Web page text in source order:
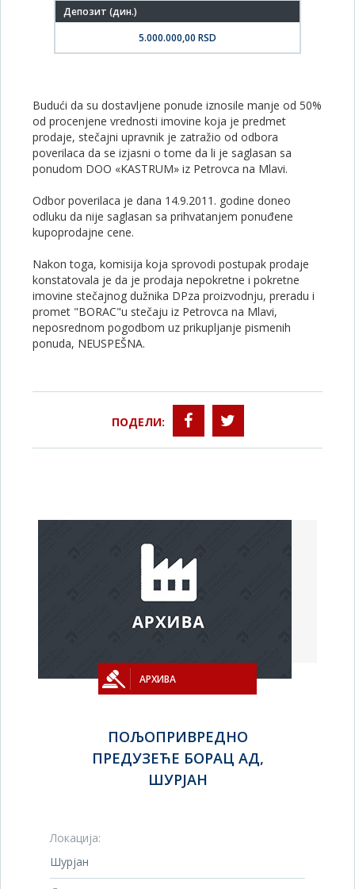
5.000.000,00 RSD
Budući da su dostavljene ponude iznosile manje od 50%
od procenjene vrednosti imovine koja je predmet
prodaje, stečajni upravnik je zatražio od odbora
poverilaca da se izjasni o tome da li je saglasan sa
ponudom DOO «KASTRUM» iz Petrovca na Mlavi.
Odbor poverilaca je dana 14.9.2011. godine doneo
odluku da nije saglasan sa prihvatanjem ponuđene
kupoprodajne cene.
Nakon toga, komisija koja sprovodi postupak prodaje
konstatovala je da je prodaja nepokretne i pokretne
imovine stečajnog dužnika DPza proizvodnju, preradu i
promet "BORAC"u stečaju iz Petrovca na Mlavi,
neposrednom pogodbom uz prikupljanje pismenih
ponuda, NEUSPEŠNA.
ПОДЕЛИ:
АРХИВА
ПОЉОПРИВРЕДНО
ПРЕДУЗЕЋЕ БОРАЦ АД,
ШУРЈАН
Локација:
Шурјан